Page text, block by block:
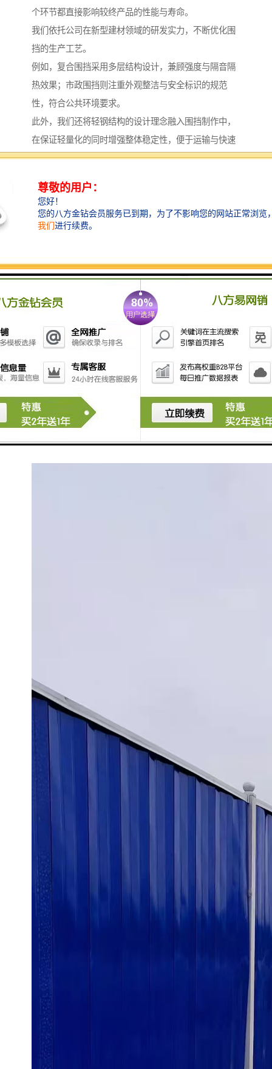
个环节都直接影响较终产品的性能与寿命。
我们依托公司在新型建材领域的研发实力，不断优化围
挡的生产工艺。
例如，复合围挡采用多层结构设计，兼顾强度与隔音隔
热效果；市政围挡则注重外观整洁与安全标识的规范
性，符合公共环境要求。
此外，我们还将轻钢结构的设计理念融入围挡制作中，
在保证轻量化的同时增强整体稳定性，便于运输与快速
拆装。
张、需要频繁调整的工程项目，帮助客户节省时间与人
力成本。
全流程服务，客户至上
从前期咨询、方案设计到生产制作、配送安装，我们为
团队会根据工程的具体需求，如场地条件、使用周期、
预算范围等因素，推荐较合适的围挡类型与配置方案。
在制作过程中，严格把控质量关，确保每一块围挡都符
安装环节同样不容忽视。
我们拥有经验丰富的技术团队，能够*完成现场组装与调
试，确保围挡安装牢固、整齐划一。